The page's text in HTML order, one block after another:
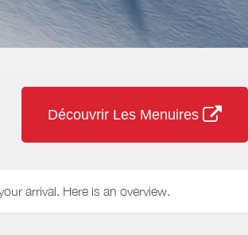
Découvrir Les Menuires
arrival. Here is an overview.